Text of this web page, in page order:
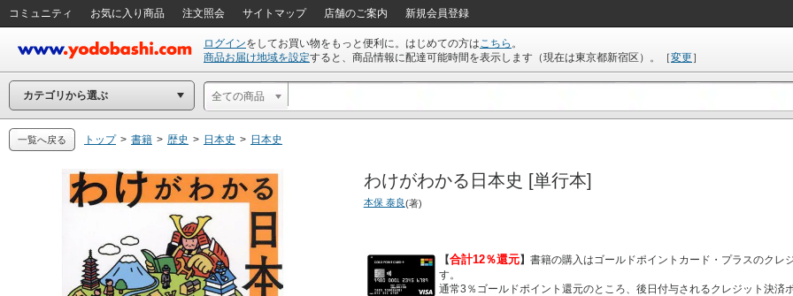
コミュニティ お気に入り商品 注文照会 サイトマップ 店舗のご案内 新規会員登録
ログインをしてお買い物をもっと便利に。はじめての方はこちら 。
商品お届け地域を設定すると、商品情報に配達可能時間を表示します（現在は東京都新宿区 ）。 ［変更］
カテゴリから選ぶ 全ての商品
一覧へ戻る トップ > 書籍 > 歴史 > 日本史 > 日本史
わけがわかる日本史 [単行本]
本保 泰良(著)
【合計12％還元】 書籍の購入はゴールドポイントカード・プラスのクレ
す。
通常3％ゴールドポイント還元のところ、後日付与されるクレジット決済